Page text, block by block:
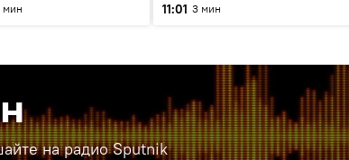
мин 11:01 3 мин
на радио Sputnik